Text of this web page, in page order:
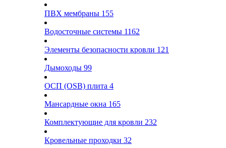
ПВХ мембраны 155
Водосточные системы 1162
Элементы безопасности кровли 121
Дымоходы 99
ОСП (OSB) плита 4
Мансардные окна 165
Комплектующие для кровли 232
Кровельные проходки 32